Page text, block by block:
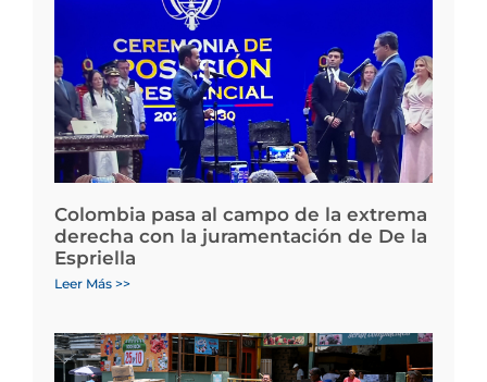
Colombia pasa al campo de la extrema
derecha con la juramentación de De la
Espriella
Leer Más >>